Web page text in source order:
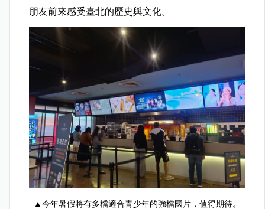
朋友前來感受臺北的歷史與文化。
▲今年暑假將有多檔適合青少年的強檔國片，值得期待。